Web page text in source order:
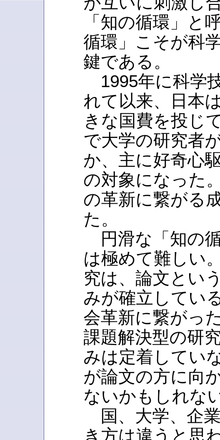
「知の循環」と
循環」こそが科
鍵である。
1995年に科学
れて以来、日本
きな国費を投じ
で大学の研究者
か、主に好奇心
の対象になった
の革新に繋がる
た。
円滑な「知の
は極めて難しい
究は、論文とい
みが確立してい
会革新に繋がっ
課題解決型の研
みは定着してい
が論文の方に向
ないかもしれな
国、大学、企
き方は違うと思